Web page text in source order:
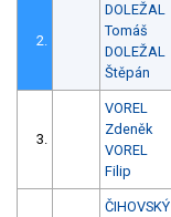
2.
DOLEŽAL
Tomáš
DOLEŽAL
Štěpán
3.
VOREL
Zdeněk
VOREL
Filip
ČIHOVSKÝ